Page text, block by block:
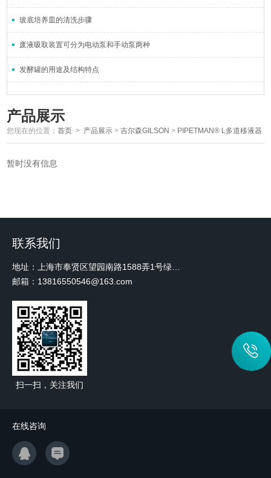
玻底培养皿的清洗步骤
废液吸取装置可分为电动泵和手动泵两种
发酵罐的用途及结构特点
产品展示
您现在的位置：首页 > 产品展示 >吉尔森GILSON > PIPETMAN® L多道移液器
暂时没有信息
联系我们
邮箱：13816550546@163.com
扫一扫，关注我们
在线咨询